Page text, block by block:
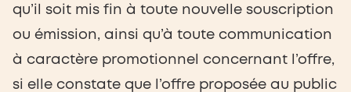
qu’il soit mis fin à toute nouvelle souscription
ou émission, ainsi qu’à toute communication
à caractère promotionnel concernant l’offre,
si elle constate que l’offre proposée au public